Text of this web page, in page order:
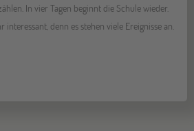
In vier Tagen beginnt die Schule wieder.
denn es stehen viele Ereignisse an.